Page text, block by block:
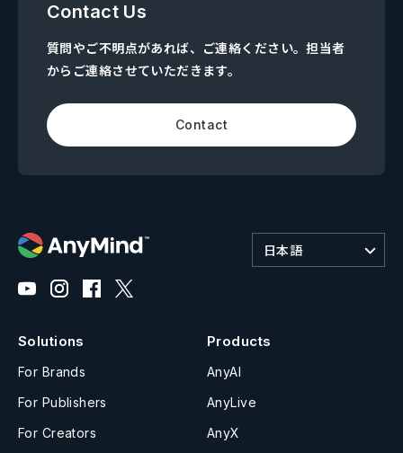
Contact Us
質問やご不明点があれば、ご連絡ください。担当者
からご連絡させていただきます。
Contact
日本語
Solutions
For Brands
For Publishers
For Creators
Products
AnyAI
AnyLive
AnyX